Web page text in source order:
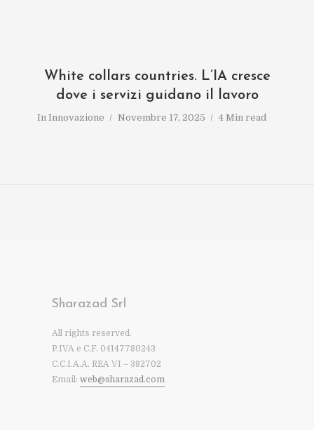
White collars countries. L’IA cresce
dove i servizi guidano il lavoro
In Innovazione Novembre 17, 2025 4 Min read
Sharazad Srl
All rights reserved.
P.IVA e C.F. 04147780243
C.C.I.A.A. REA VI – 382702
Email: web@sharazad.com